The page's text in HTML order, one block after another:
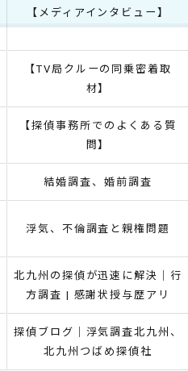
【メディアインタビュー】
【TV局クルーの同乗密着取
材】
【探偵事務所でのよくある質
問】
結婚調査、婚前調査
浮気、不倫調査と親権問題
北九州の探偵が迅速に解決｜行
方調査 | 感謝状授与歴アリ
探偵ブログ｜浮気調査北九州、
北九州つばめ探偵社